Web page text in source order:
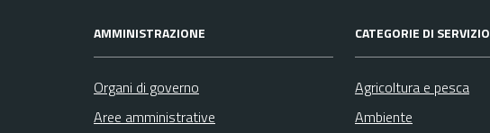
AMMINISTRAZIONE
Organi di governo
Aree amministrative
CATEGORIE DI SERVIZIO
Agricoltura e pesca
Ambiente